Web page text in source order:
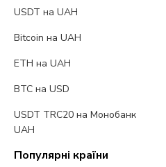
USDT на UAH
Bitcoin на UAH
ETH на UAH
BTC на USD
USDT TRC20 на Монобанк
UAH
Популярні країни